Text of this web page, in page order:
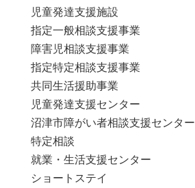
児童発達支援施設
指定一般相談支援事業
障害児相談支援事業
指定特定相談支援事業
共同生活援助事業
児童発達支援センター
沼津市障がい者相談支援センター
特定相談
就業・生活支援センター
ショートステイ